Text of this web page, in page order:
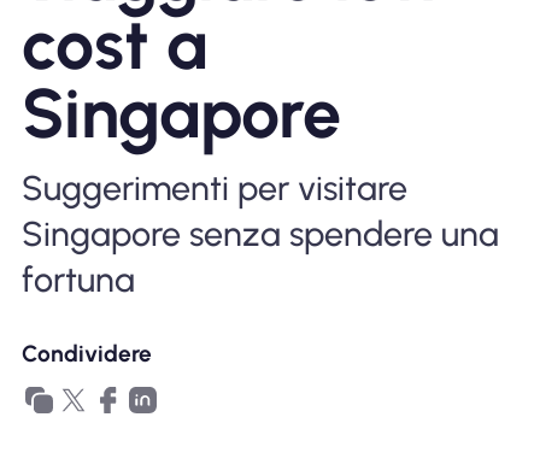
Perché l'eSIM Nomad
Utilizzando una eSIM
Per affari
cost a
Singapore
Suggerimenti per visitare
Singapore senza spendere una
fortuna
Condividere